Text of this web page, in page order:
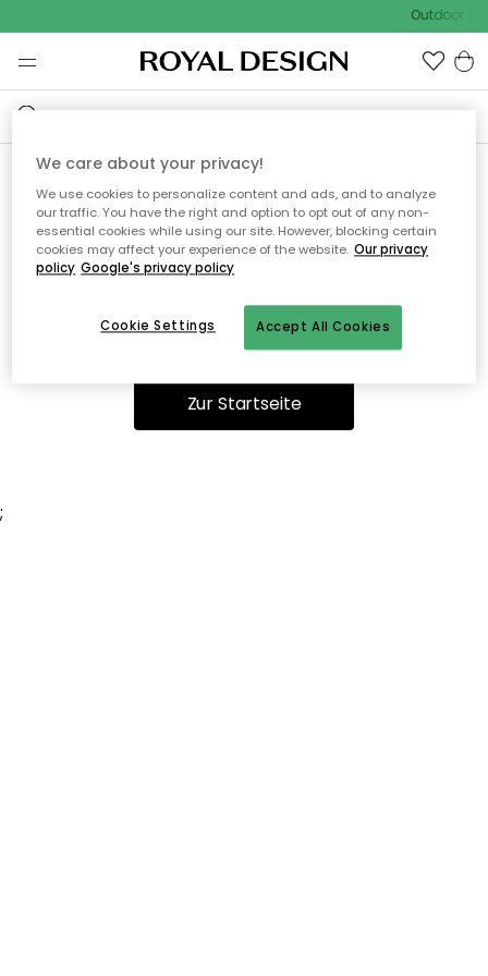
Outdoor
Ooops, die Seite wurde nicht
gefunden.
Sie können auf unserer Startseiteweiter navigieren.
Zur Startseite
;
We care about your privacy!
We use cookies to personalize content and ads, and to analyze
our traffic. You have the right and option to opt out of any non-
essential cookies while using our site. However, blocking certain
cookies may affect your experience of the website. Our privacy
policy Google's privacy policy
Accept All Cookies
Cookie Settings